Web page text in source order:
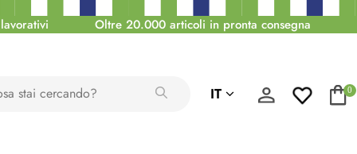
Oltre 20.000 articoli in pronta consegna
IT 0